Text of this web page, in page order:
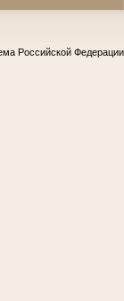
Российской